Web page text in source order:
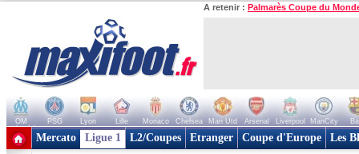
A retenir : Palmarès Coupe du
OM PSG Lyon Lille Monaco Chelsea Man Utd Arsenal Liverpool ManCity
+ de clubs
Mercato Ligue 1 L2/Coupes Etranger Coupe d'Europe Les